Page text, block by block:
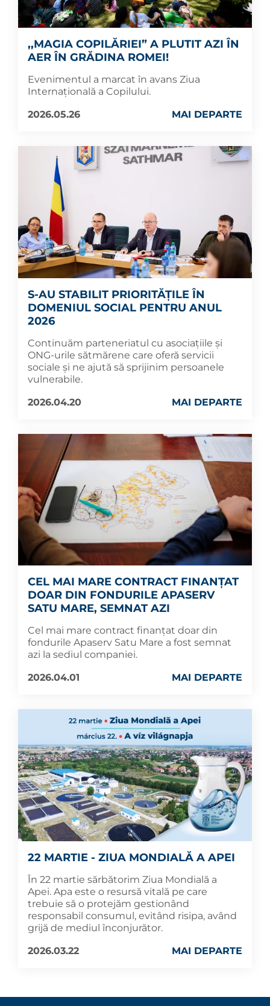
,,MAGIA COPILĂRIEI” A PLUTIT AZI ÎN
AER ÎN GRĂDINA ROMEI!
Evenimentul a marcat în avans Ziua
Internațională a Copilului.
2026.05.26
MAI DEPARTE
S-AU STABILIT PRIORITĂȚILE ÎN
DOMENIUL SOCIAL PENTRU ANUL
2026
Continuăm parteneriatul cu asociațiile și
ONG-urile sătmărene care oferă servicii
sociale și ne ajută să sprijinim persoanele
vulnerabile.
2026.04.20
MAI DEPARTE
CEL MAI MARE CONTRACT FINANȚAT
DOAR DIN FONDURILE APASERV
SATU MARE, SEMNAT AZI
Cel mai mare contract finanțat doar din
fondurile Apaserv Satu Mare a fost semnat
azi la sediul companiei.
2026.04.01
MAI DEPARTE
22 MARTIE - ZIUA MONDIALĂ A APEI
În 22 martie sărbătorim Ziua Mondială a
Apei. Apa este o resursă vitală pe care
trebuie să o protejăm gestionând
responsabil consumul, evitând risipa, având
grijă de mediul înconjurător.
2026.03.22
MAI DEPARTE